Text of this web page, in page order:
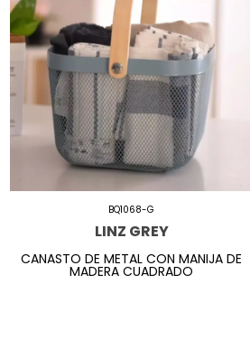
BQ1068-G
LINZ GREY
CANASTO DE METAL CON MANIJA DE
MADERA CUADRADO